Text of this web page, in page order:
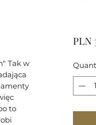
Tak w
to
PLN